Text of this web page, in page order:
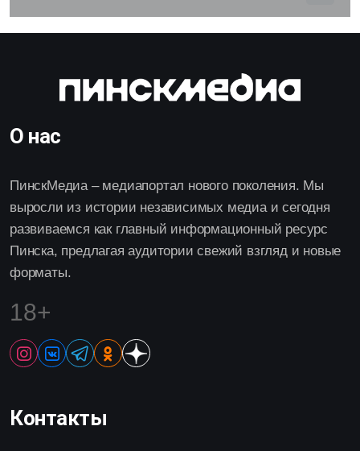
О нас
ПинскМедиа – медиапортал нового поколения. Мы
выросли из истории независимых медиа и сегодня
развиваемся как главный информационный ресурс
Пинска, предлагая аудитории свежий взгляд и новые
форматы.
18+
Контакты